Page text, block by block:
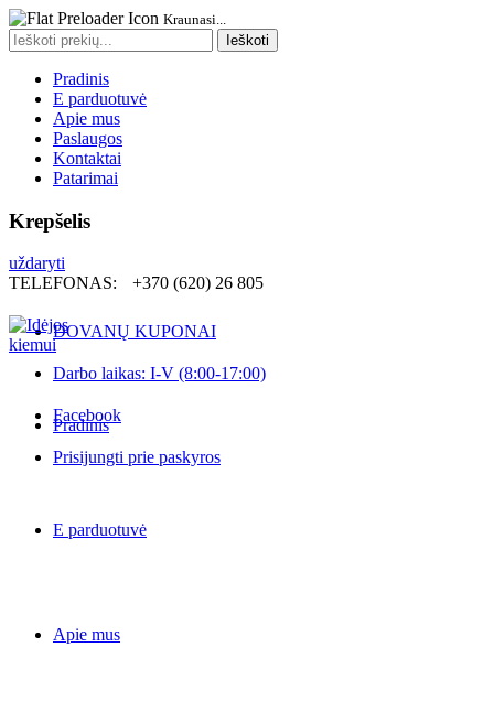
Kraunasi...
Search
for:
Ieškoti
Pradinis
E parduotuvė
Apie mus
Paslaugos
Kontaktai
Patarimai
Krepšelis
uždaryti
TELEFONAS:
+370 (620) 26 805
DOVANŲ KUPONAI
Darbo laikas: I-V (8:00-17:00)
Facebook
Prisijungti prie paskyros
Pradinis
E parduotuvė
Apie mus